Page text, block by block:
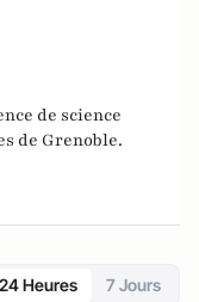
de science
de Grenoble.
24 Heures 7 Jours